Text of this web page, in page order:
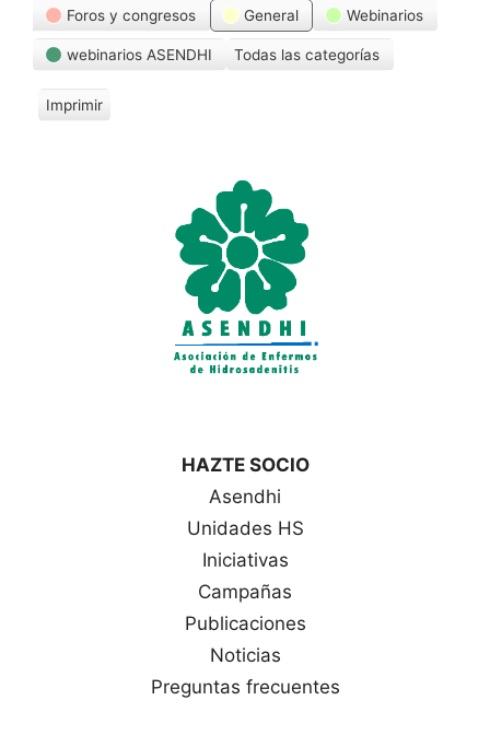
Foros y congresos General Webinarios
webinarios ASENDHI Todas las categorías
Imprimir
V
HAZTE SOCIO
Asendhi
Unidades HS
Iniciativas
Campañas
Publicaciones
Noticias
Preguntas frecuentes